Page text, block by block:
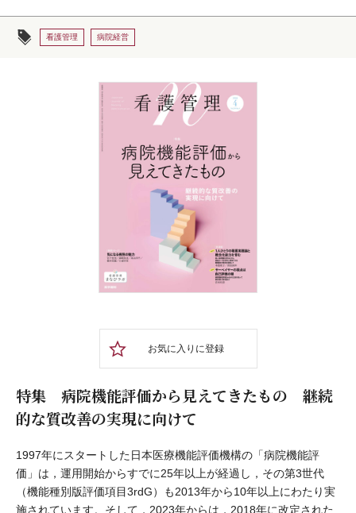
看護管理 病院経営
お気に入りに登録
特集 病院機能評価から見えてきたもの 継続
的な質改善の実現に向けて
1997年にスタートした日本医療機能評価機構の「病院機能評
価」は，運用開始からすでに25年以上が経過し，その第3世代
（機能種別版評価項目3rdG）も2013年から10年以上にわたり実
施されています。そして，2023年からは，2018年に改定された